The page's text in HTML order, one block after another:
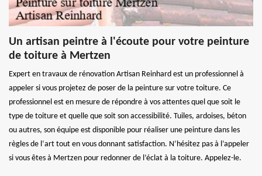
Un artisan peintre à l'écoute pour votre peinture
de toiture à Mertzen
Expert en travaux de rénovation Artisan Reinhard est un professionnel à
appeler si vous projetez de poser de la peinture sur votre toiture. Ce
professionnel est en mesure de répondre à vos attentes quel que soit le
type de toiture et quelle que soit son accessibilité. Tuiles, ardoises, béton
ou autres, son équipe est disponible pour réaliser une peinture dans les
règles de l‘art tout en vous donnant satisfaction. N’hésitez pas à l’appeler
si vous êtes à Mertzen pour redonner de l’éclat à la toiture. Appelez-le.